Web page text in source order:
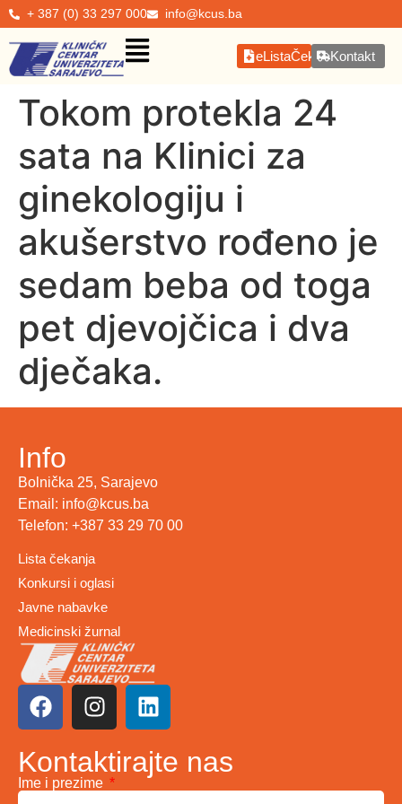
+ 387 (0) 33 297 000 info@kcus.ba
eListaČekanjaKontakt
Tokom protekla 24
sata na Klinici za
ginekologiju i
akušerstvo rođeno je
sedam beba od toga
pet djevojčica i dva
dječaka.
Info
Bolnička 25, Sarajevo
Email: info@kcus.ba
Telefon: +387 33 29 70 00
Lista čekanja
Konkursi i oglasi
Javne nabavke
Medicinski žurnal
Kontaktirajte nas
Ime i prezime